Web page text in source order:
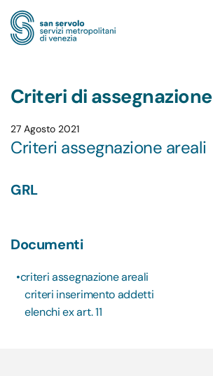
Skip to main content
GRL
Documenti
criteri assegnazione areali
criteri inserimento addetti
elenchi ex art. 11
Criteri di assegnazione
27 Agosto 2021
Criteri assegnazione areali